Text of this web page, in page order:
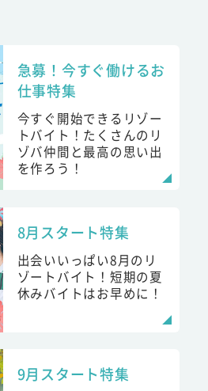
急募！今すぐ働けるお
仕事特集
今すぐ開始できるリゾー
トバイト！たくさんのリ
ゾバ仲間と最高の思い出
を作ろう！
8月スタート特集
出会いいっぱい8月のリ
ゾートバイト！短期の夏
休みバイトはお早めに！
9月スタート特集